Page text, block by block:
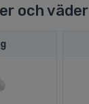
och väder